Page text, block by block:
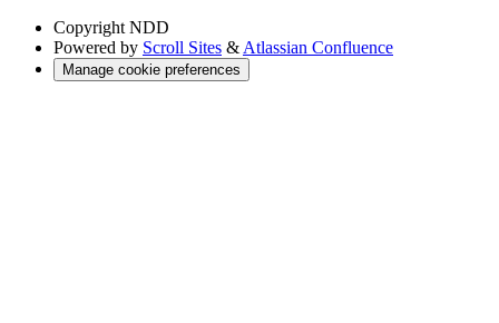
Copyright NDD
Powered by Scroll Sites & Atlassian Confluence
Manage cookie preferences